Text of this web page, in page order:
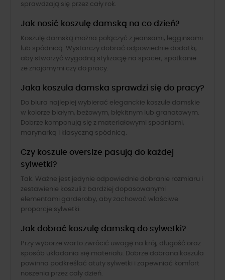
sprawdzają się przez cały rok.
Jak nosić koszulę damską na co dzień?
Koszulę damską można połączyć z jeansami, legginsami
lub spódnicą. Wystarczy dobrać odpowiednie dodatki,
aby stworzyć wygodną stylizację na spacer, spotkanie
ze znajomymi czy do pracy.
Jaka koszula damska sprawdzi się do pracy?
Do biura najlepiej wybierać eleganckie koszule damskie
w kolorze białym, beżowym, błękitnym lub granatowym.
Dobrze komponują się z materiałowymi spodniami,
marynarką i klasyczną spódnicą.
Czy koszule oversize pasują do każdej
sylwetki?
Tak. Ważne jest jedynie odpowiednie dobranie rozmiaru i
zestawienie koszuli z bardziej dopasowanymi
elementami garderoby, aby zachować właściwe
proporcje sylwetki.
Jak dobrać koszulę damską do sylwetki?
Przy wyborze warto zwrócić uwagę na krój, długość oraz
sposób układania się materiału. Dobrze dobrana koszula
powinna podkreślać atuty sylwetki i zapewniać komfort
noszenia przez cały dzień.